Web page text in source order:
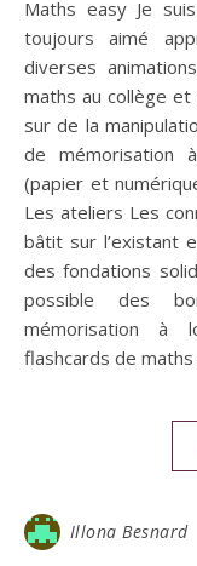
Maths easy Je suis Elisabeth Neraud, ingénieure, ayant
toujours aimé
diverses
maths au collège et
sur de la
de mémorisation
(papier et
Les ateliers Les
bâtit sur l’existant
des fondations
possible des
mémorisation à
flashcards de
Illona Besnard